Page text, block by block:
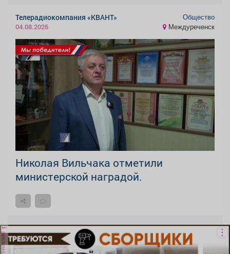
Телерадиокомпания «КВАНТ»
04.08.2026
Общество
Междуреченск
Николая Вильчака отметили
министерской наградой.
реклама